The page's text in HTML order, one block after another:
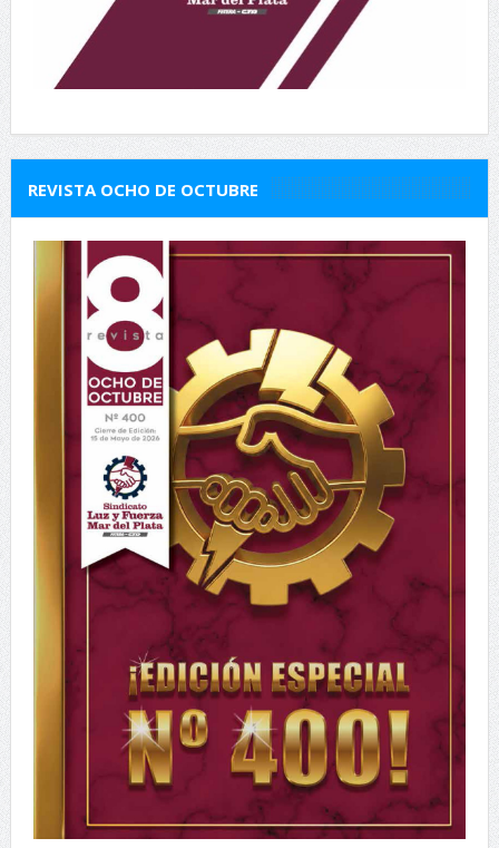
REVISTA OCHO DE OCTUBRE